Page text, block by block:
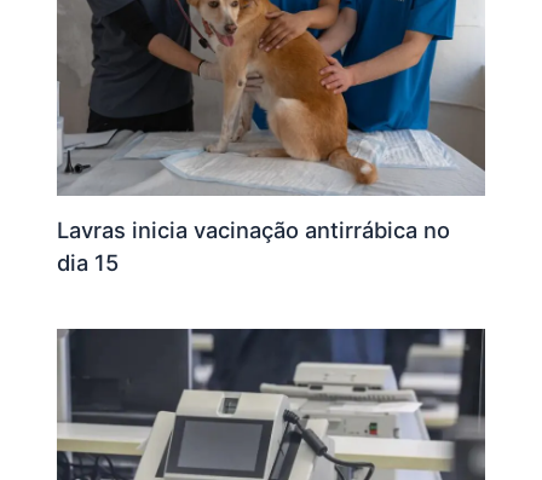
Lavras inicia vacinação antirrábica no
dia 15